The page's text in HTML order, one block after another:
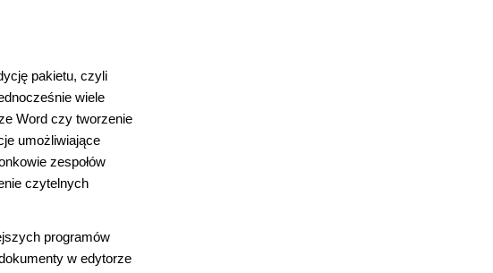
pakietu, czyli
wiele
Word czy tworzenie
umożliwiające
zespołów
czytelnych
programów
w edytorze